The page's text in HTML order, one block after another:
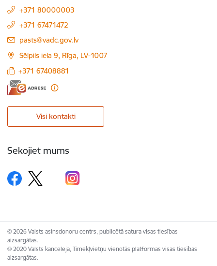
+371 80000003
+371 67471472
E-pasts:
pasts@vadc.gov.lv
Sēlpils iela 9, Rīga, LV-1007
+371 67408881
Visi kontakti
Sekojiet mums
© 2026 Valsts asinsdonoru centrs, publicētā satura visas tiesības
aizsargātas.
© 2020 Valsts kanceleja, Tīmekļvietņu vienotās platformas visas tiesības
aizsargātas.